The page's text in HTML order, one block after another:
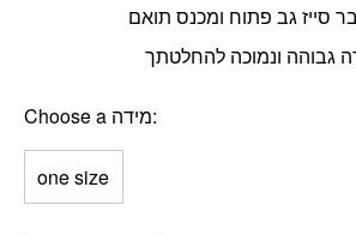
סייז גב פתוח ומכנס תואם
Choose a מידה
one size